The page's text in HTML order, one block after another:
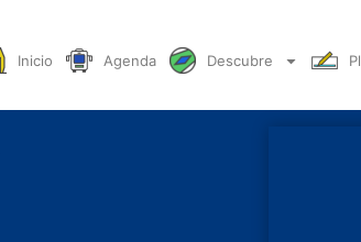
Inicio Agenda Descubre